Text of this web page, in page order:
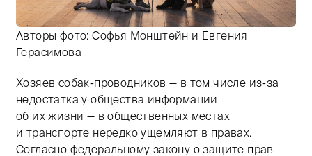
Авторы фото: Софья Монштейн и Евгения
Герасимова
Тифлокомментарий: цветная фотография. Розовый
Хозяев собак-проводников — в том числе из-за
недостатка у общества информации
об их жизни — в общественных местах
и транспорте нередко ущемляют в правах.
Согласно федеральному закону о защите прав